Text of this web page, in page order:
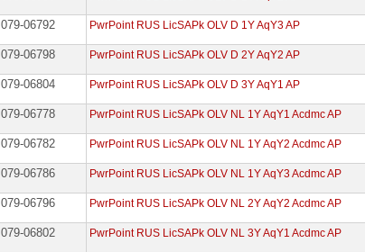
079-06792 PwrPoint RUS LicSAPk OLV D 1Y AqY3 AP
079-06798 PwrPoint RUS LicSAPk OLV D 2Y AqY2 AP
079-06804 PwrPoint RUS LicSAPk OLV D 3Y AqY1 AP
079-06778 PwrPoint RUS LicSAPk OLV NL 1Y AqY1 Acdmc AP
079-06782 PwrPoint RUS LicSAPk OLV NL 1Y AqY2 Acdmc AP
079-06786 PwrPoint RUS LicSAPk OLV NL 1Y AqY3 Acdmc AP
079-06796 PwrPoint RUS LicSAPk OLV NL 2Y AqY2 Acdmc AP
079-06802 PwrPoint RUS LicSAPk OLV NL 3Y AqY1 Acdmc AP